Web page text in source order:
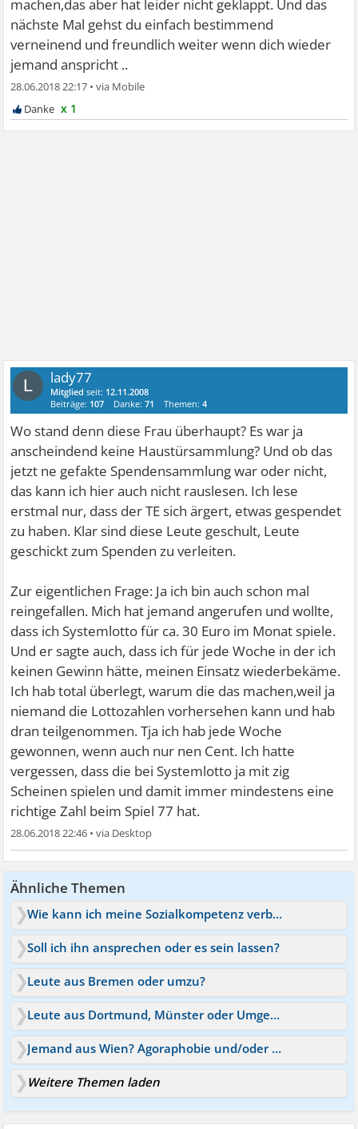
machen,das aber hat leider nicht geklappt. Und das
nächste Mal gehst du einfach bestimmend
verneinend und freundlich weiter wenn dich wieder
jemand anspricht ..
28.06.2018 22:17 •
x 1
L lady77
Mitglied seit: 12.11.2008
Beiträge: 107 Danke:71 Themen:4
Wo stand denn diese Frau überhaupt? Es war ja
anscheindend keine Haustürsammlung? Und ob das
jetzt ne gefakte Spendensammlung war oder nicht,
das kann ich hier auch nicht rauslesen. Ich lese
erstmal nur, dass der TE sich ärgert, etwas gespendet
zu haben. Klar sind diese Leute geschult, Leute
geschickt zum Spenden zu verleiten.
Zur eigentlichen Frage: Ja ich bin auch schon mal
reingefallen. Mich hat jemand angerufen und wollte,
dass ich Systemlotto für ca. 30 Euro im Monat spiele.
Und er sagte auch, dass ich für jede Woche in der ich
keinen Gewinn hätte, meinen Einsatz wiederbekäme.
Ich hab total überlegt, warum die das machen,weil ja
niemand die Lottozahlen vorhersehen kann und hab
dran teilgenommen. Tja ich hab jede Woche
gewonnen, wenn auch nur nen Cent. Ich hatte
vergessen, dass die bei Systemlotto ja mit zig
Scheinen spielen und damit immer mindestens eine
richtige Zahl beim Spiel 77 hat.
28.06.2018 22:46 •
Ähnliche Themen
Wie kann ich meine Sozialkompetenz verbessern?
Soll ich ihn ansprechen oder es sein lassen?
Leute aus Bremen oder umzu?
Leute aus Dortmund, Münster oder Umgebungen?
Jemand aus Wien? Agoraphobie und/oder sozialen Ängste?
Weitere Themen laden